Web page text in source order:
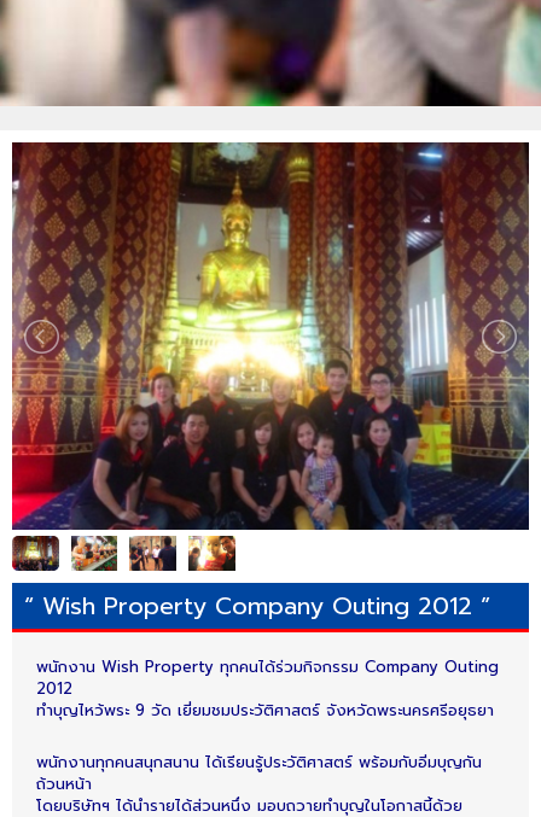
“ Wish Property Company Outing 2012 ”
พนักงาน Wish Property ทุกคนได้ร่วมกิจกรรม Company Outing
2012
ทำบุญไหว้พระ 9 วัด เยี่ยมชมประวัติศาสตร์ จังหวัดพระนครศรีอยุธยา
พนักงานทุกคนสนุกสนาน ได้เรียนรู้ประวัติศาสตร์ พร้อมกับอิ่มบุญกัน
ถ้วนหน้า
โดยบริษัทฯ ได้นำรายได้ส่วนหนึ่ง มอบถวายทำบุญในโอกาสนี้ด้วย